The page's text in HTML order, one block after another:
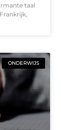
taal
ONDERWIJS